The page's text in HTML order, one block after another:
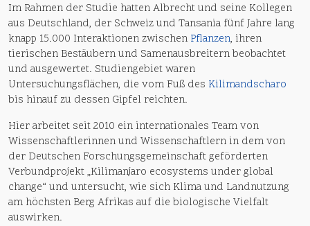
Im Rahmen der Studie hatten Albrecht und seine Kollegen
aus Deutschland, der Schweiz und Tansania fünf Jahre lang
knapp 15.000 Interaktionen zwischen Pflanzen, ihren
tierischen Bestäubern und Samenausbreitern beobachtet
und ausgewertet. Studiengebiet waren
Untersuchungsflächen, die vom Fuß des Kilimandscharo
bis hinauf zu dessen Gipfel reichten.
Hier arbeitet seit 2010 ein internationales Team von
Wissenschaftlerinnen und Wissenschaftlern in dem von
der Deutschen Forschungsgemeinschaft geförderten
Verbundprojekt „Kilimanjaro ecosystems under global
change“ und untersucht, wie sich Klima und Landnutzung
am höchsten Berg Afrikas auf die biologische Vielfalt
auswirken.